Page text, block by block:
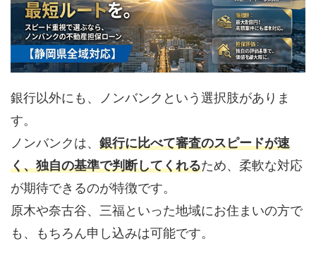
銀行以外にも、ノンバンクという選択肢がありま
す。
ノンバンクは、 銀行に比べて審査のスピードが速
く、独自の基準で判断してくれるため、柔軟な対応
が期待できるのが特徴です。
原木や奈古谷、三福といった地域にお住まいの方で
も、もちろん申し込みは可能です。